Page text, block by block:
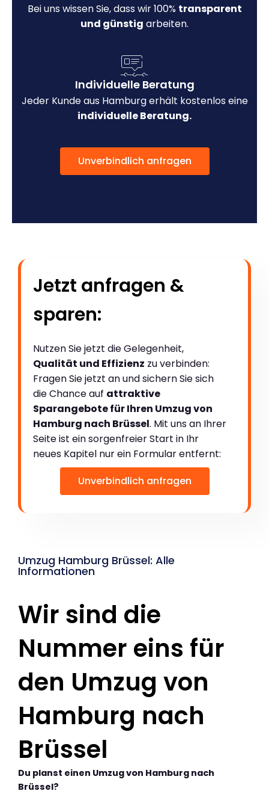
Bei uns wissen Sie, dass wir 100% transparent
und günstig arbeiten.
Individuelle Beratung
Jeder Kunde aus Hamburg erhält kostenlos eine
individuelle Beratung.
Unverbindlich anfragen
Jetzt anfragen &
sparen:
Nutzen Sie jetzt die Gelegenheit,
Qualität und Effizienz zu verbinden:
Fragen Sie jetzt an und sichern Sie sich
die Chance auf attraktive
Sparangebote für Ihren Umzug von
Hamburg nach Brüssel. Mit uns an Ihrer
Seite ist ein sorgenfreier Start in Ihr
neues Kapitel nur ein Formular entfernt:
Unverbindlich anfragen
Umzug Hamburg Brüssel: Alle
Informationen
Wir sind die
Nummer eins für
den Umzug von
Hamburg nach
Brüssel
Du planst einen Umzug von Hamburg nach
Brüssel?